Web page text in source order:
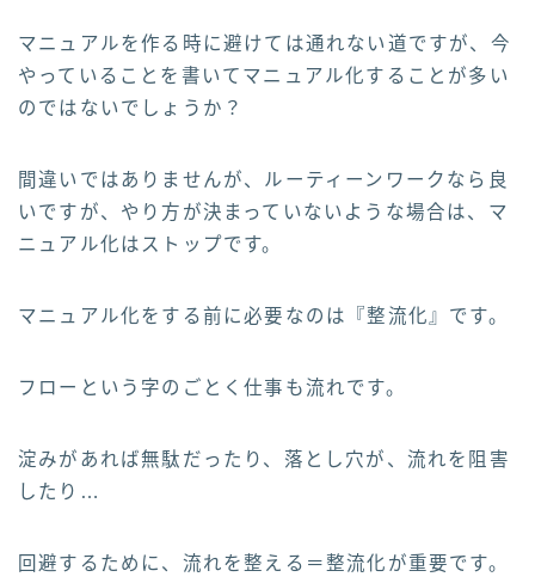
マニュアルを作る時に避けては通れない道ですが、今
やっていることを書いてマニュアル化することが多い
のではないでしょうか？
間違いではありませんが、ルーティーンワークなら良
いですが、やり方が決まっていないような場合は、マ
ニュアル化はストップです。
マニュアル化をする前に必要なのは『整流化』です。
フローという字のごとく仕事も流れです。
淀みがあれば無駄だったり、落とし穴が、流れを阻害
したり…
回避するために、流れを整える＝整流化が重要です。